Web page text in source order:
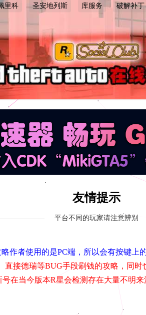
里科 圣安地列斯 库服务 破解补丁
友情提示
平台不同的玩家请注意辨别
作者使用的是PC端，所以会有按键上
直接德瑞等BUG手段刷钱的攻略，同
在当今版本R星会检测存在大量不明来